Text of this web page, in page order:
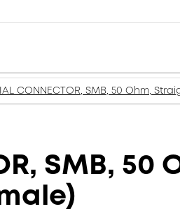
CONNECTOR, SMB, 50 Ohm,
SMB,